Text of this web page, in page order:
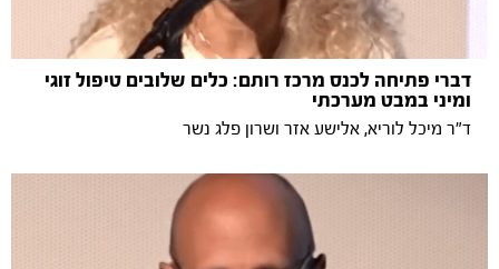
דברי פתיחה לכנס מרכז רותם: כלים שלובים טיפול זוגי
ומיני במבט מערכתי
ד"ר מיכל לוריא, אלישע אזר ושרון פלג נשר